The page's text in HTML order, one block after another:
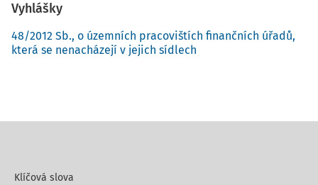
Vyhlášky
48/2012 Sb., o územních pracovištích finančních úřadů,
která se nenacházejí v jejich sídlech
Klíčová slova